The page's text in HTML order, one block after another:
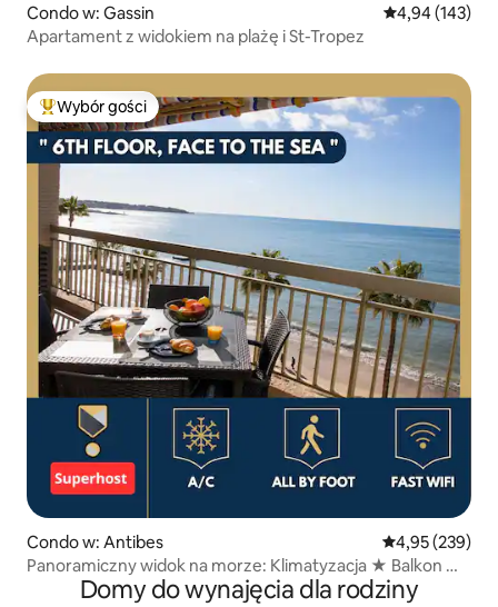
Condo w: Gassin Średnia
4,94 (143)
Apartament z widokiem na plażę i St-Tropez
Najpopularniejsze z kategorii Wybór gości
Wybór gości
Condo w: Antibes Średnia
4,95 (239)
Panoramiczny widok na morze: Klimatyzacja ★ Balkon ★
Domy do wynajęcia dla rodziny